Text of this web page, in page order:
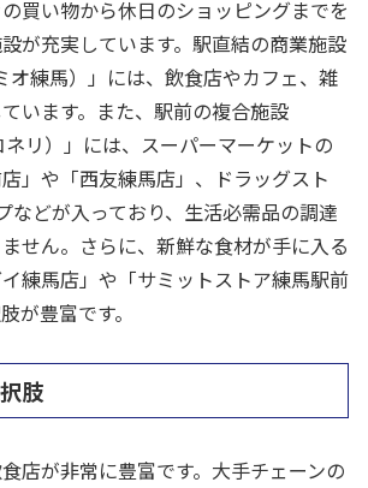
買い物から休日のショッピングまでを
が充実しています。駅直結の商業施設
オ練馬）」には、飲食店やカフェ、雑
います。また、駅前の複合施設
ネリ）」には、スーパーマーケットの
店」や「西友練馬店」、ドラッグスト
などが入っており、生活必需品の調達
せん。さらに、新鮮な食材が手に入る
練馬店」や「サミットストア練馬駅前
が豊富です。
肢
店が非常に豊富です。大手チェーンの